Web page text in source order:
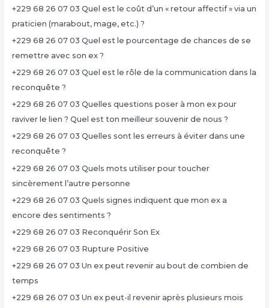
+229 68 26 07 03 Quel est le coût d’un « retour affectif » via un
praticien (marabout, mage, etc.) ?
+229 68 26 07 03 Quel est le pourcentage de chances de se
remettre avec son ex ?
+229 68 26 07 03 Quel est le rôle de la communication dans la
reconquête ?
+229 68 26 07 03 Quelles questions poser à mon ex pour
raviver le lien ? Quel est ton meilleur souvenir de nous ?
+229 68 26 07 03 Quelles sont les erreurs à éviter dans une
reconquête ?
+229 68 26 07 03 Quels mots utiliser pour toucher
sincèrement l’autre personne
+229 68 26 07 03 Quels signes indiquent que mon ex a
encore des sentiments ?
+229 68 26 07 03 Reconquérir Son Ex
+229 68 26 07 03 Rupture Positive
+229 68 26 07 03 Un ex peut revenir au bout de combien de
temps
+229 68 26 07 03 Un ex peut-il revenir après plusieurs mois